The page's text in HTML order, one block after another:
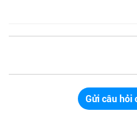
Gửi câu hỏi